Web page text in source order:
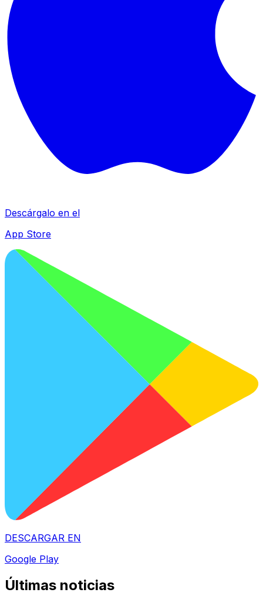
Descárgalo en el
App Store
DESCARGAR EN
Google Play
Últimas noticias